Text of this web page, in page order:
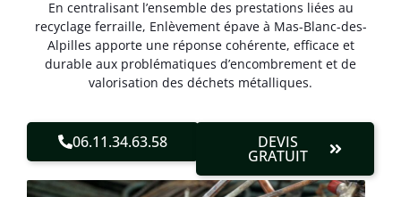
En centralisant l’ensemble des prestations liées au
recyclage ferraille, Enlèvement épave à Mas-Blanc-des-
Alpilles apporte une réponse cohérente, efficace et
durable aux problématiques d’encombrement et de
valorisation des déchets métalliques.
06.11.34.63.58 DEVIS
GRATUIT